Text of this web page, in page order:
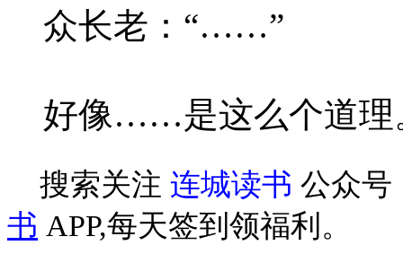
众长老：“……”
好像……是这么个道理
搜索关注 连城读书 公众号
书 APP,每天签到领福利。